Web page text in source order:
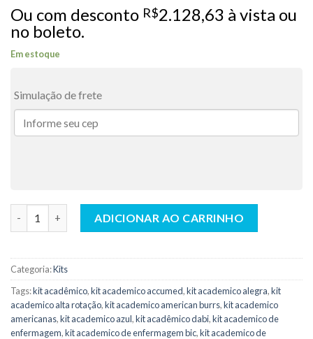
Ou com desconto R$2.128,63 à vista ou
no boleto.
Em estoque
Simulação de frete
ADICIONAR AO CARRINHO
Categoria:Kits
Tags:kit acadêmico,kit academico accumed,kit academico alegra,kit
academico alta rotação,kit academico american burrs,kit academico
americanas,kit academico azul,kit acadêmico dabi,kit academico de
enfermagem,kit academico de enfermagem bic,kit academico de